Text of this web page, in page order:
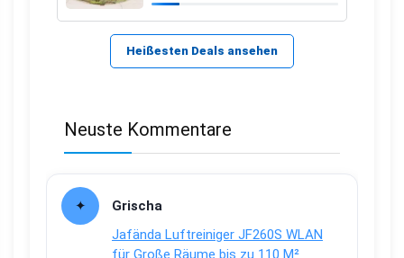
Heißesten Deals ansehen
Neuste Kommentare
Grischa
Jafända Luftreiniger JF260S WLAN
für Große Räume bis zu 110 M²